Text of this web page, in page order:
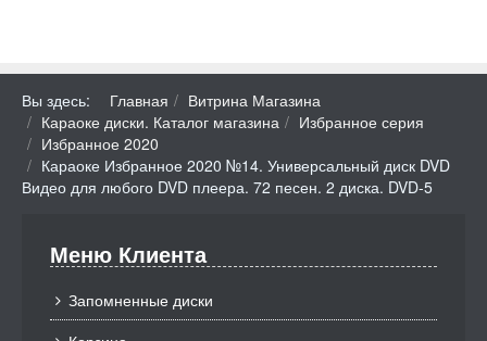
Вы здесь: Главная
Витрина Магазина
Караоке диски. Каталог магазина
Избранное серия
Избранное 2020
Караоке Избранное 2020 №14. Универсальный диск DVD
Видео для любого DVD плеера. 72 песен. 2 диска. DVD-5
Меню Клиента
Запомненные диски